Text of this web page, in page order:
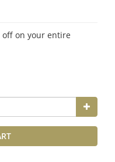
off on your entire